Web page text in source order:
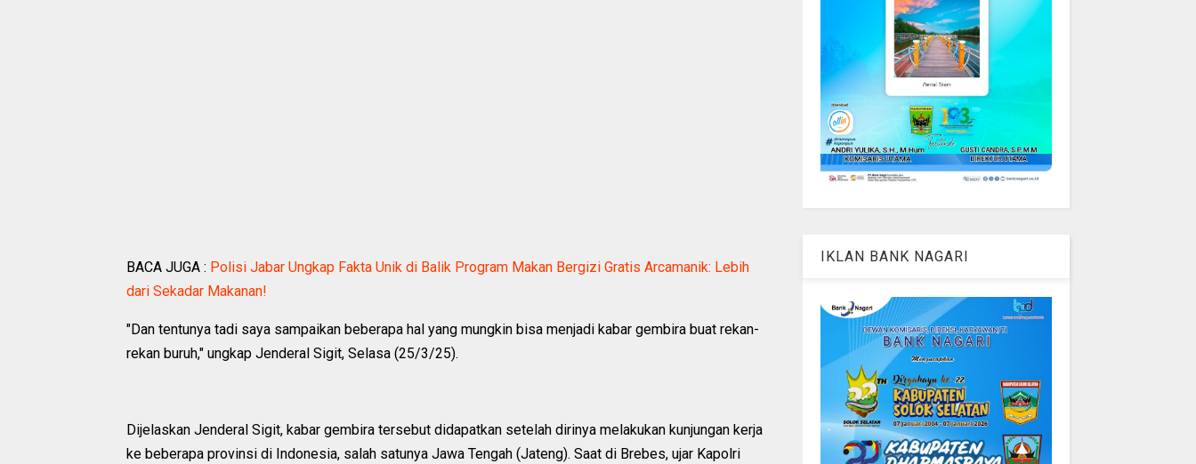
BACA JUGA : Polisi Jabar Ungkap Fakta Unik di Balik Program Makan Bergizi Gratis Arcamanik: Lebih
dari Sekadar Makanan!
"Dan tentunya tadi saya sampaikan beberapa hal yang mungkin bisa menjadi kabar gembira buat rekan-
rekan buruh," ungkap Jenderal Sigit, Selasa (25/3/25).
Dijelaskan Jenderal Sigit, kabar gembira tersebut didapatkan setelah dirinya melakukan kunjungan kerja
ke beberapa provinsi di Indonesia, salah satunya Jawa Tengah (Jateng). Saat di Brebes, ujar Kapolri
IKLAN BANK NAGARI